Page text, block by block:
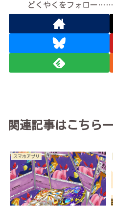
どくやくをフォロー……
関連記事はこちらー
スマホアプリ